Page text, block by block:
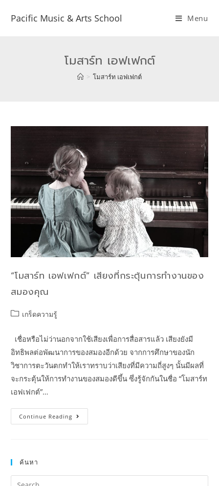
Pacific Music & Arts School Menu
โมสาร์ท เอฟเฟกต์
> โมสาร์ท เอฟเฟกต์
“โมสาร์ท เอฟเฟกต์” เสียงที่กระตุ้นการทำงานของ
สมองคุณ
เกร็ดความรู้
เชื่อหรือไม่ว่านอกจากใช้เสียงเพื่อการสื่อสารแล้ว เสียงยังมี
อิทธิพลต่อพัฒนาการของสมองอีกด้วย จากการศึกษาของนัก
วิชาการตะวันตกทำให้เราทราบว่าเสียงที่มีความถี่สูงๆ นั้นมีผลที่
จะกระตุ้นให้การทำงานของสมองดีขึ้น ซึ่งรู้จักกันในชื่อ “โมสาร์ท
เอฟเฟกต์”…
Continue Reading
ค้นหา